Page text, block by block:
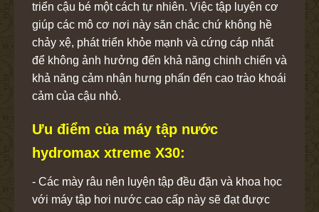
triển cậu bé một cách tự nhiên. Việc tập luyện cơ
giúp các mô cơ nơi này săn chắc chứ không hề
chảy xệ, phát triển khỏe mạnh và cứng cáp nhất
để không ảnh hưởng đến khả năng chinh chiến và
khả năng cảm nhận hưng phấn đến cao trào khoái
cảm của cậu nhỏ.
Ưu điểm của máy tập nước
hydromax xtreme X30:
- Các mày râu nên luyện tập đều đặn và khoa học
với máy tập hơi nước cao cấp này sẽ đạt được